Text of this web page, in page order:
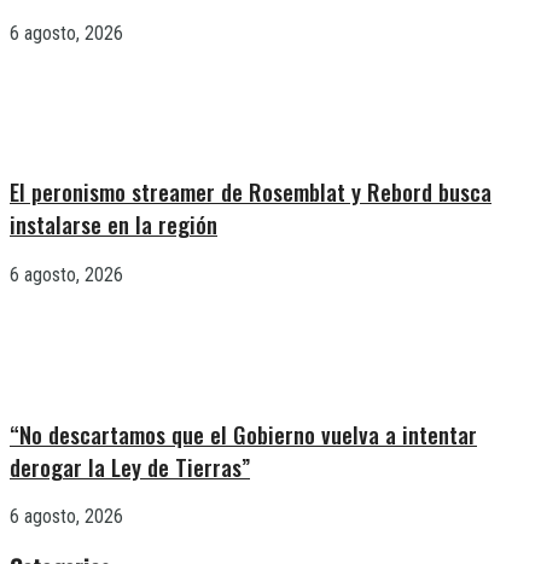
6 agosto, 2026
El peronismo streamer de Rosemblat y Rebord busca
instalarse en la región
6 agosto, 2026
“No descartamos que el Gobierno vuelva a intentar
derogar la Ley de Tierras”
6 agosto, 2026